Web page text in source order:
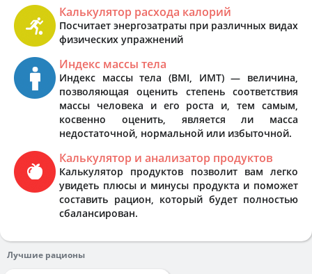
Калькулятор расхода калорий
Посчитает энергозатраты при различных видах
физических упражнений
Индекс массы тела
Индекс массы тела (BMI, ИМТ) — величина,
позволяющая оценить степень соответствия
массы человека и его роста и, тем самым,
косвенно оценить, является ли масса
недостаточной, нормальной или избыточной.
Калькулятор и анализатор продуктов
Калькулятор продуктов позволит вам легко
увидеть плюсы и минусы продукта и поможет
составить рацион, который будет полностью
сбалансирован.
Лучшие рационы